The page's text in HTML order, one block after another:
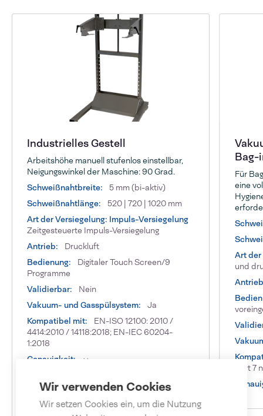
Wir verwenden Cookies
Wir setzen Cookies ein, um die Nutzung
Industrielles Gestell
Arbeitshöhe manuell stufenlos einstellbar,
Neigungswinkel der Maschine: 90 Grad.
Schweißnahtbreite:
5 mm (bi-aktiv)
Schweißnahtlänge:
520 | 720 | 1020 mm
Art der Versiegelung: Impuls-Versiegelung
Zeitgesteuerte Impuls-Versiegelung
Antrieb:
Druckluft
Bedienung:
Digitaler Touch Screen/9
Programme
Validierbar:
Nein
Vakuum- und Gasspülsystem:
Ja
Kompatibel mit:
EN-ISO 12100: 2010 /
4414:2010 / 14118:2018; EN-IEC 60204-
1:2018
Genauigkeit:
++
Bag-
Für
eine
Art der
und
part 7